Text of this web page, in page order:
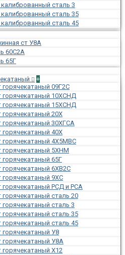
калиброванный сталь 3
калиброванный сталь 35
калиброванный сталь 45
ст У8А
60С2А
65Г
+
горячекатаный 09Г2С
горячекатаный 10ХСНД
горячекатаный 15ХСНД
горячекатаный 20Х
горячекатаный 30ХГСА
горячекатаный 40Х
горячекатаный 4Х5МВС
горячекатаный 5ХНМ
горячекатаный 65Г
горячекатаный 6ХВ2С
горячекатаный 9ХС
горячекатаный РСД и РСА
горячекатаный сталь 20
горячекатаный сталь 3
горячекатаный сталь 35
горячекатаный сталь 45
горячекатаный У8
горячекатаный У8А
горячекатаный Х12